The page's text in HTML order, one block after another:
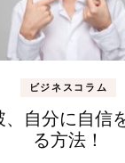
ビジネスコラム
自分に自信
る方法！